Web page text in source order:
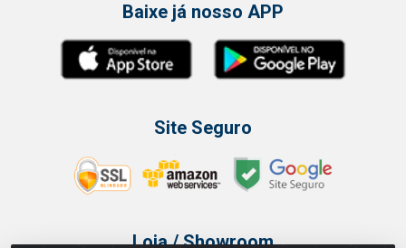
Baixe já nosso APP
Site Seguro
Loja / Showroom